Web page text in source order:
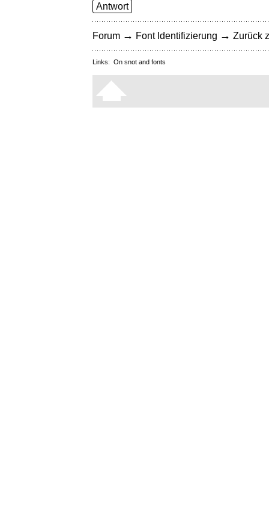
Antwort
Forum → Font Identifizierung → Zurück
Links: On snot and fonts